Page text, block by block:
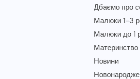
Дбаємо про
Малюки 1-3
Малюки до 1
Материнство
Новини